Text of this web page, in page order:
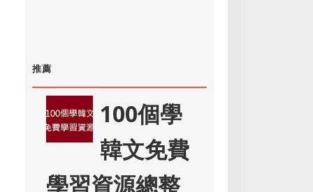
推薦
100個學
韓文免費
學習資源總整